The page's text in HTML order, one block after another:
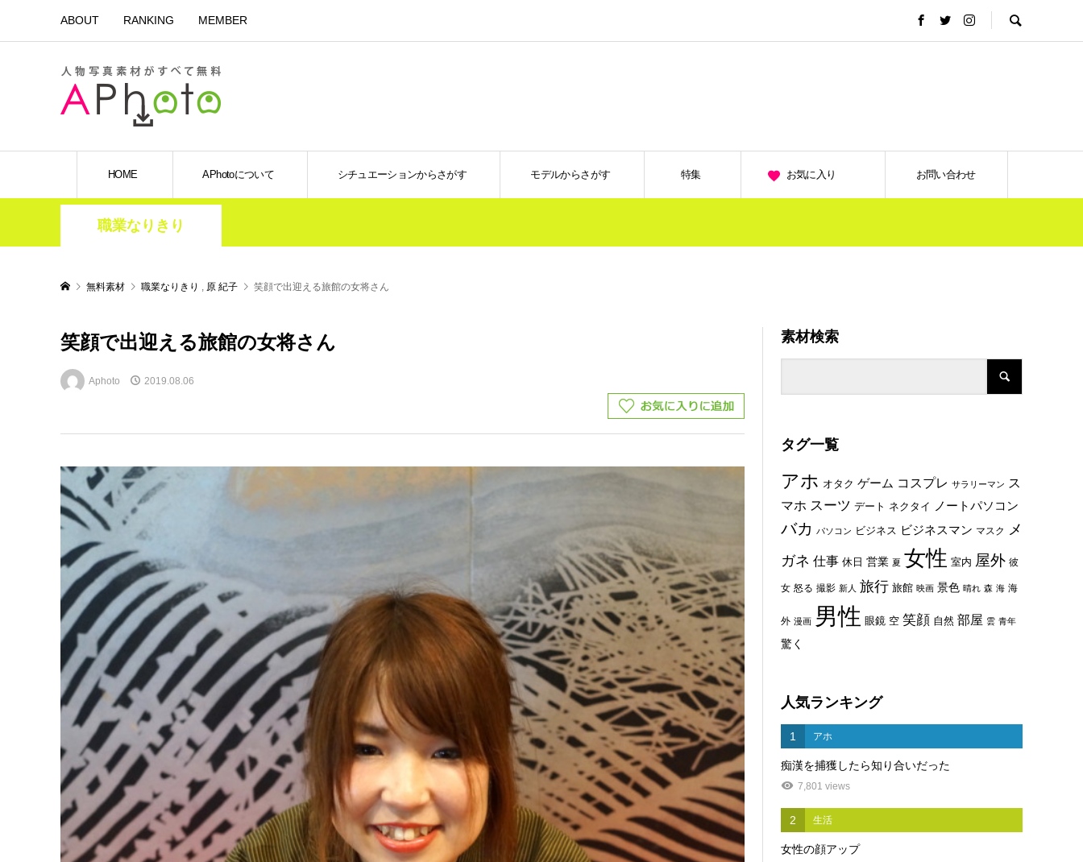
ABOUT RANKING MEMBER
HOME APhotoについて シチュエーションからさがす モデルからさがす 特集 お気に入り お問い合わせ
職業なりきり
無料素材 職業なりきり , 原 紀子 笑顔で出迎える旅館の女将さん
笑顔で出迎える旅館の女将さん
Aphoto 2019.08.06
素材検索
タグ一覧
アホ オタク ゲーム コスプレ サラリーマン ス
マホ スーツ デート ネクタイ ノートパソコン
バカ パソコン ビジネス ビジネスマン マスク メ
ガネ 仕事 休日 営業 夏 女性 室内 屋外 彼
女 怒る 撮影 新人 旅行 旅館 映画 景色 晴れ 森 海 海
外 漫画 男性 眼鏡 空 笑顔 自然 部屋 雲 青年
驚く
人気ランキング
1 アホ
痴漢を捕獲したら知り合いだった
7,801 views
2 生活
女性の顔アップ